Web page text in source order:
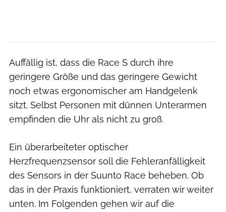
Auffällig ist, dass die Race S durch ihre
geringere Größe und das geringere Gewicht
noch etwas ergonomischer am Handgelenk
sitzt. Selbst Personen mit dünnen Unterarmen
empfinden die Uhr als nicht zu groß.
Ein überarbeiteter optischer
Herzfrequenzsensor soll die Fehleranfälligkeit
des Sensors in der Suunto Race beheben. Ob
das in der Praxis funktioniert, verraten wir weiter
unten. Im Folgenden gehen wir auf die